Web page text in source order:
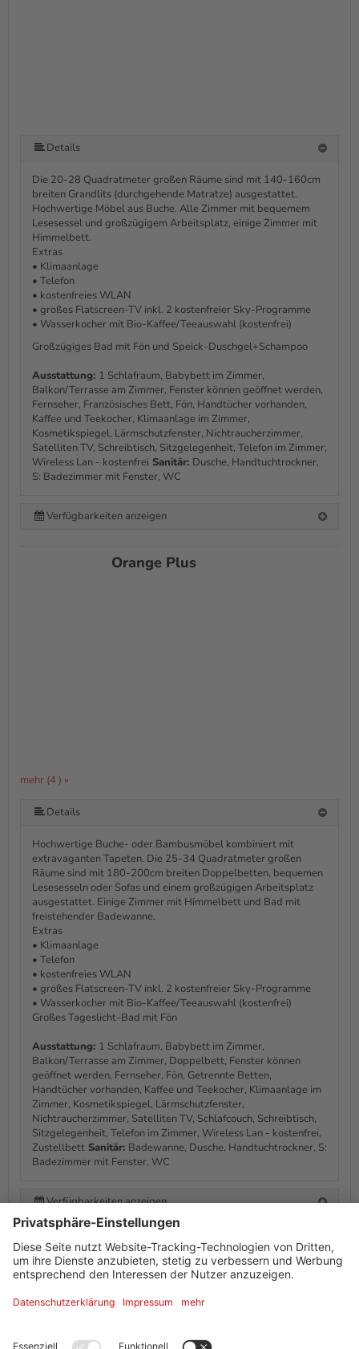
Details
Die 20-28 Quadratmeter großen Räume sind mit 140-160cm
breiten Grandlits (durchgehende Matratze) ausgestattet.
Hochwertige Möbel aus Buche. Alle Zimmer mit bequemem
Lesesessel und großzügigem Arbeitsplatz, einige Zimmer mit
Himmelbett.
Extras
• Klimaanlage
• Telefon
• kostenfreies WLAN
• großes Flatscreen-TV inkl. 2 kostenfreier Sky-Programme
• Wasserkocher mit Bio-Kaffee/Teeauswahl (kostenfrei)
Großzügiges Bad mit Fön und Speick-Duschgel+Schampoo
Ausstattung: 1 Schlafraum, Babybett im Zimmer,
Balkon/Terrasse am Zimmer, Fenster können geöffnet werden,
Fernseher, Französisches Bett, Fön, Handtücher vorhanden,
Kaffee und Teekocher, Klimaanlage im Zimmer,
Kosmetikspiegel, Lärmschutzfenster, Nichtraucherzimmer,
Satelliten TV, Schreibtisch, Sitzgelegenheit, Telefon im Zimmer,
Wireless Lan - kostenfrei Sanitär: Dusche, Handtuchtrockner,
S: Badezimmer mit Fenster, WC
Verfügbarkeiten anzeigen
mehr (4 ) »
Orange Plus
Details
Hochwertige Buche- oder Bambusmöbel kombiniert mit
extravaganten Tapeten. Die 25-34 Quadratmeter großen
Räume sind mit 180-200cm breiten Doppelbetten, bequemen
Lesesesseln oder Sofas und einem großzügigen Arbeitsplatz
ausgestattet. Einige Zimmer mit Himmelbett und Bad mit
freistehender Badewanne.
Extras
• Klimaanlage
• Telefon
• kostenfreies WLAN
• großes Flatscreen-TV inkl. 2 kostenfreier Sky-Programme
• Wasserkocher mit Bio-Kaffee/Teeauswahl (kostenfrei)
Großes Tageslicht-Bad mit Fön
Ausstattung: 1 Schlafraum, Babybett im Zimmer,
Balkon/Terrasse am Zimmer, Doppelbett, Fenster können
geöffnet werden, Fernseher, Fön, Getrennte Betten,
Handtücher vorhanden, Kaffee und Teekocher, Klimaanlage im
Zimmer, Kosmetikspiegel, Lärmschutzfenster,
Nichtraucherzimmer, Satelliten TV, Schlafcouch, Schreibtisch,
Sitzgelegenheit, Telefon im Zimmer, Wireless Lan - kostenfrei,
Zustellbett Sanitär: Badewanne, Dusche, Handtuchtrockner, S:
Badezimmer mit Fenster, WC
Verfügbarkeiten anzeigen
Informationen von Ihrem Gastgeber